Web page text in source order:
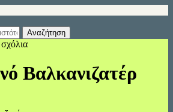
Βαλκανιζατέρ